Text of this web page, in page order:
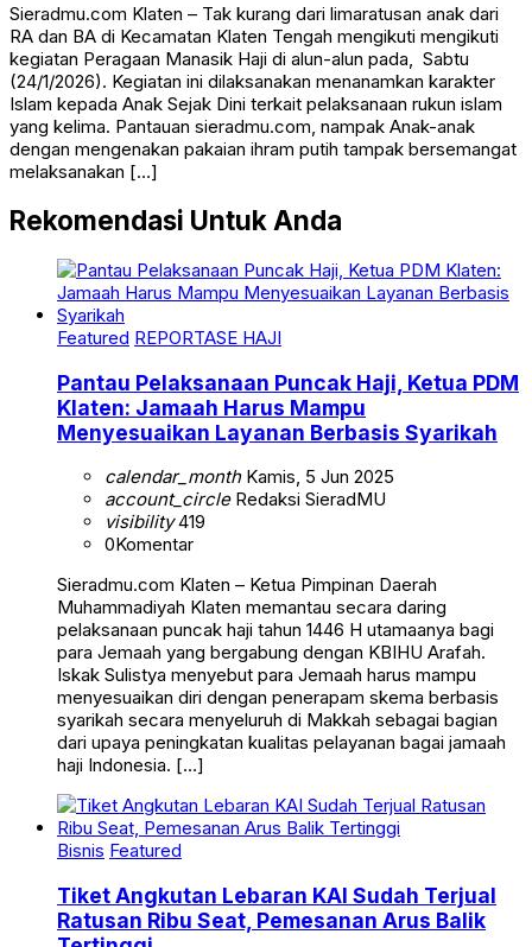
Sieradmu.com Klaten – Tak kurang dari limaratusan anak dari
RA dan BA di Kecamatan Klaten Tengah mengikuti mengikuti
kegiatan Peragaan Manasik Haji di alun-alun pada, Sabtu
(24/1/2026). Kegiatan ini dilaksanakan menanamkan karakter
Islam kepada Anak Sejak Dini terkait pelaksanaan rukun islam
yang kelima. Pantauan sieradmu.com, nampak Anak-anak
dengan mengenakan pakaian ihram putih tampak bersemangat
melaksanakan […]
Rekomendasi Untuk Anda
Featured REPORTASE HAJI
Pantau Pelaksanaan Puncak Haji, Ketua PDM
Klaten: Jamaah Harus Mampu
Menyesuaikan Layanan Berbasis Syarikah
calendar_monthKamis, 5 Jun 2025
account_circleRedaksi SieradMU
visibility419
0Komentar
Sieradmu.com Klaten – Ketua Pimpinan Daerah
Muhammadiyah Klaten memantau secara daring
pelaksanaan puncak haji tahun 1446 H utamaanya bagi
para Jemaah yang bergabung dengan KBIHU Arafah.
Iskak Sulistya menyebut para Jemaah harus mampu
menyesuaikan diri dengan penerapam skema berbasis
syarikah secara menyeluruh di Makkah sebagai bagian
dari upaya peningkatan kualitas pelayanan bagai jamaah
haji Indonesia. […]
Bisnis Featured
Tiket Angkutan Lebaran KAI Sudah Terjual
Ratusan Ribu Seat, Pemesanan Arus Balik